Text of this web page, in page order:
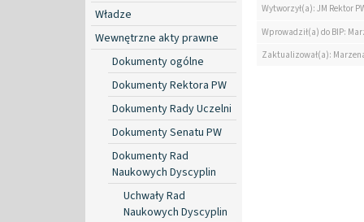
Władze
Wewnętrzne akty prawne
Dokumenty ogólne
Dokumenty Rektora PW
Dokumenty Rady Uczelni
Dokumenty Senatu PW
Dokumenty Rad
Naukowych Dyscyplin
Uchwały Rad
Naukowych Dyscyplin
Wytworzył(a): JM Rektor
Wprowadził(a) do BIP:
Zaktualizował(a):